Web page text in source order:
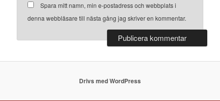
Spara mitt namn, min e-postadress och webbplats i
denna webbläsare till nästa gång jag skriver en kommentar.
Drivs med WordPress